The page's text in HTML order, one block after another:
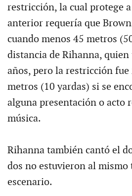
restricción, la cual protege
anterior requería que
cuando menos 45 metros
distancia de Rihanna,
años, pero la restricción fue
metros (10 yardas) si se
alguna presentación o acto
música.
Rihanna también cantó el
dos no estuvieron al mismo
escenario.